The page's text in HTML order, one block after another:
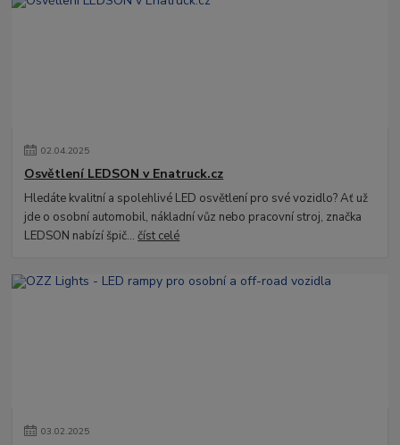
02.04.2025
Osvětlení LEDSON v Enatruck.cz
Hledáte kvalitní a spolehlivé LED osvětlení pro své vozidlo? Ať už
jde o osobní automobil, nákladní vůz nebo pracovní stroj, značka
LEDSON nabízí špič...číst celé
03.02.2025